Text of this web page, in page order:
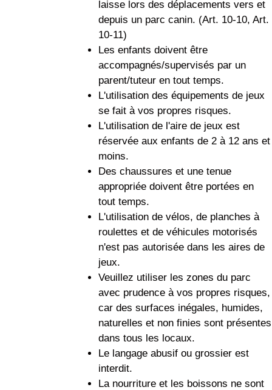
laisse lors des déplacements vers et
depuis un parc canin. (Art. 10-10, Art.
10-11)
Les enfants doivent être
accompagnés/supervisés par un
parent/tuteur en tout temps.
L'utilisation des équipements de jeux
se fait à vos propres risques.
L'utilisation de l'aire de jeux est
réservée aux enfants de 2 à 12 ans et
moins.
Des chaussures et une tenue
appropriée doivent être portées en
tout temps.
L'utilisation de vélos, de planches à
roulettes et de véhicules motorisés
n'est pas autorisée dans les aires de
jeux.
Veuillez utiliser les zones du parc
avec prudence à vos propres risques,
car des surfaces inégales, humides,
naturelles et non finies sont présentes
dans tous les locaux.
Le langage abusif ou grossier est
interdit.
La nourriture et les boissons ne sont